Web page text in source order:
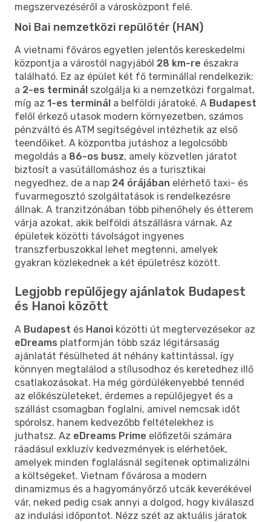
megszervezéséről a városközpont felé.
Noi Bai nemzetközi repülőtér (HAN)
A vietnami főváros egyetlen jelentős kereskedelmi
központja a várostól nagyjából 28 km-re északra
található. Ez az épület két fő terminállal rendelkezik:
a 2-es terminál szolgálja ki a nemzetközi forgalmat,
míg az 1-es terminál a belföldi járatoké. A Budapest
felől érkező utasok modern környezetben, számos
pénzváltó és ATM segítségével intézhetik az első
teendőiket. A központba jutáshoz a legolcsóbb
megoldás a 86-os busz, amely közvetlen járatot
biztosít a vasútállomáshoz és a turisztikai
negyedhez, de a nap 24 órájában elérhető taxi- és
fuvarmegosztó szolgáltatások is rendelkezésre
állnak. A tranzitzónában több pihenőhely és étterem
várja azokat, akik belföldi átszállásra várnak. Az
épületek közötti távolságot ingyenes
transzferbuszokkal lehet megtenni, amelyek
gyakran közlekednek a két épületrész között.
Legjobb repülőjegy ajánlatok Budapest
és Hanoi között
A Budapest és Hanoi közötti út megtervezésekor az
eDreams platformján több száz légitársaság
ajánlatát fésülheted át néhány kattintással, így
könnyen megtalálod a stílusodhoz és keretedhez illő
csatlakozásokat. Ha még gördülékenyebbé tennéd
az előkészületeket, érdemes a repülőjegyet és a
szállást csomagban foglalni, amivel nemcsak időt
spórolsz, hanem kedvezőbb feltételekhez is
juthatsz. Az eDreams Prime előfizetői számára
ráadásul exkluzív kedvezmények is elérhetőek,
amelyek minden foglalásnál segítenek optimalizálni
a költségeket. Vietnam fővárosa a modern
dinamizmus és a hagyományőrző utcák keverékével
vár, neked pedig csak annyi a dolgod, hogy kiválaszd
az indulási időpontot. Nézz szét az aktuális járatok